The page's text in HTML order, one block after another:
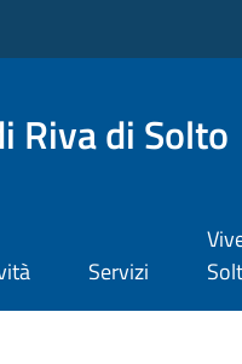
Riva di Solto
Servizi